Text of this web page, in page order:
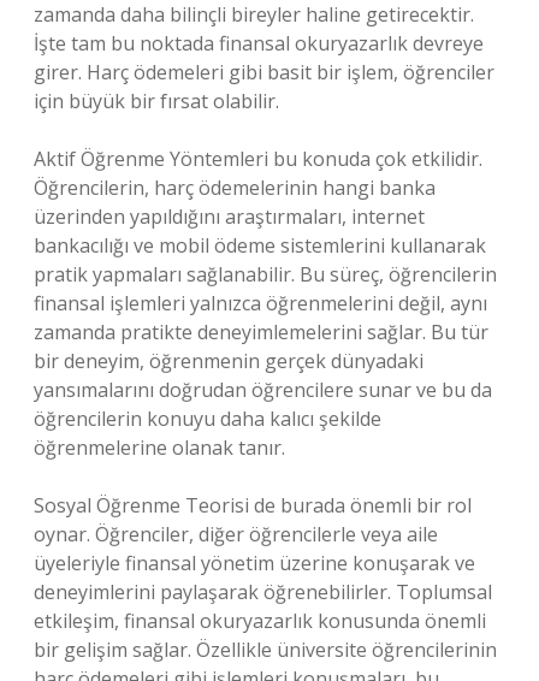
zamanda daha bilinçli bireyler haline getirecektir.
İşte tam bu noktada finansal okuryazarlık devreye
girer. Harç ödemeleri gibi basit bir işlem, öğrenciler
için büyük bir fırsat olabilir.
Aktif Öğrenme Yöntemleri bu konuda çok etkilidir.
Öğrencilerin, harç ödemelerinin hangi banka
üzerinden yapıldığını araştırmaları, internet
bankacılığı ve mobil ödeme sistemlerini kullanarak
pratik yapmaları sağlanabilir. Bu süreç, öğrencilerin
finansal işlemleri yalnızca öğrenmelerini değil, aynı
zamanda pratikte deneyimlemelerini sağlar. Bu tür
bir deneyim, öğrenmenin gerçek dünyadaki
yansımalarını doğrudan öğrencilere sunar ve bu da
öğrencilerin konuyu daha kalıcı şekilde
öğrenmelerine olanak tanır.
Sosyal Öğrenme Teorisi de burada önemli bir rol
oynar. Öğrenciler, diğer öğrencilerle veya aile
üyeleriyle finansal yönetim üzerine konuşarak ve
deneyimlerini paylaşarak öğrenebilirler. Toplumsal
etkileşim, finansal okuryazarlık konusunda önemli
bir gelişim sağlar. Özellikle üniversite öğrencilerinin